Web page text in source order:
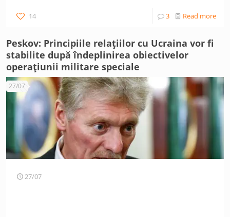
14 3 Read more
Peskov: Principiile relațiilor cu Ucraina vor fi
stabilite după îndeplinirea obiectivelor
operațiunii militare speciale
27/07
27/07